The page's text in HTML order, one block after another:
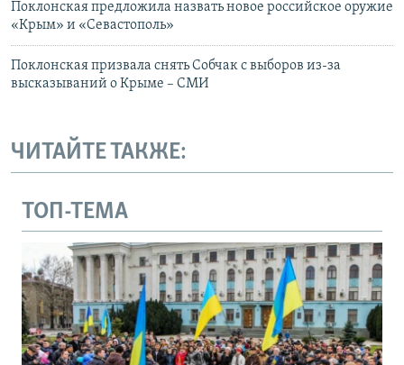
Поклонская предложила назвать новое российское оружие
«Крым» и «Севастополь»
Поклонская призвала снять Собчак с выборов из-за
высказываний о Крыме – СМИ
ЧИТАЙТЕ ТАКЖЕ:
ТОП-ТЕМА